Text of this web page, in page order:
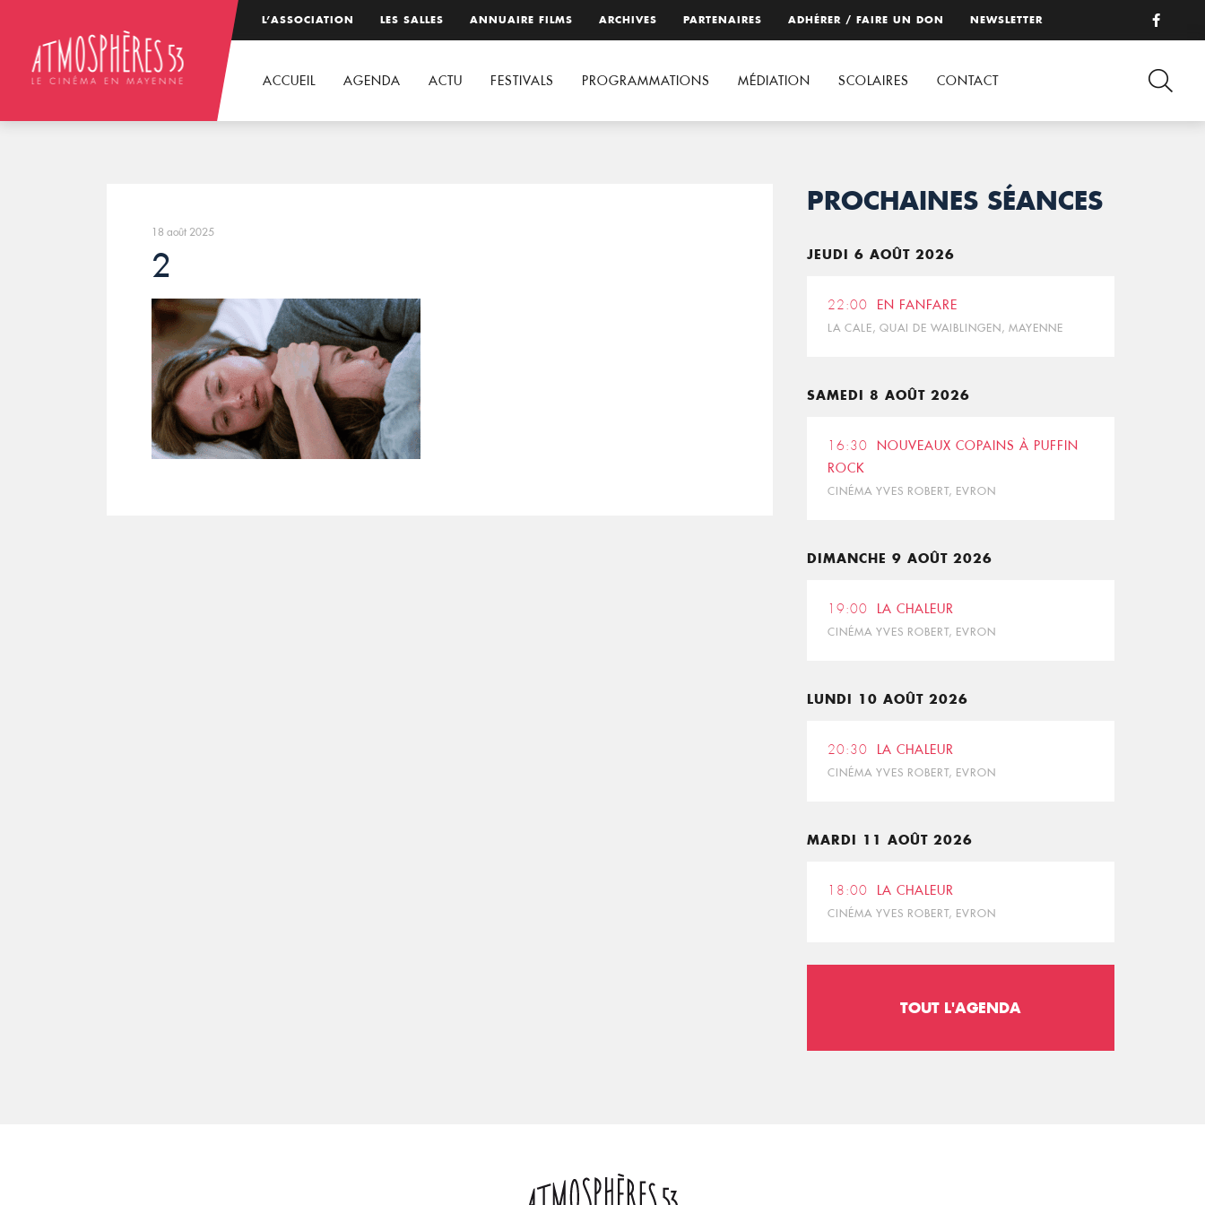
L’ASSOCIATION LES SALLES ANNUAIRE FILMS ARCHIVES PARTENAIRES ADHÉRER / FAIRE UN DON NEWSLETTER
ACCUEIL AGENDA ACTU FESTIVALS PROGRAMMATIONS MÉDIATION SCOLAIRES CONTACT
18 août 2025
2
PROCHAINES SÉANCES
JEUDI 6 AOÛT 2026
22:00 EN FANFARE
LA CALE, QUAI DE WAIBLINGEN, MAYENNE
SAMEDI 8 AOÛT 2026
16:30
NOUVEAUX COPAINS À PUFFIN
ROCK
CINÉMA YVES ROBERT, EVRON
DIMANCHE 9 AOÛT 2026
19:00 LA CHALEUR
CINÉMA YVES ROBERT, EVRON
LUNDI 10 AOÛT 2026
20:30 LA CHALEUR
CINÉMA YVES ROBERT, EVRON
MARDI 11 AOÛT 2026
18:00 LA CHALEUR
CINÉMA YVES ROBERT, EVRON
TOUT L'AGENDA